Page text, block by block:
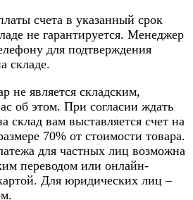
счета в указанный срок
не гарантируется. Менеджер
для подтверждения
складе.
не является складским,
об этом. При согласии ждать
склад вам выставляется счет на
70% от стоимости товара.
для частных лиц возможна
переводом или онлайн-
Для юридических лиц –